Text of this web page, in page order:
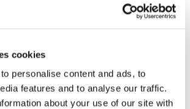
cookies
personalise content and ads, to
features and to analyse our traffic.
about your use of our site with